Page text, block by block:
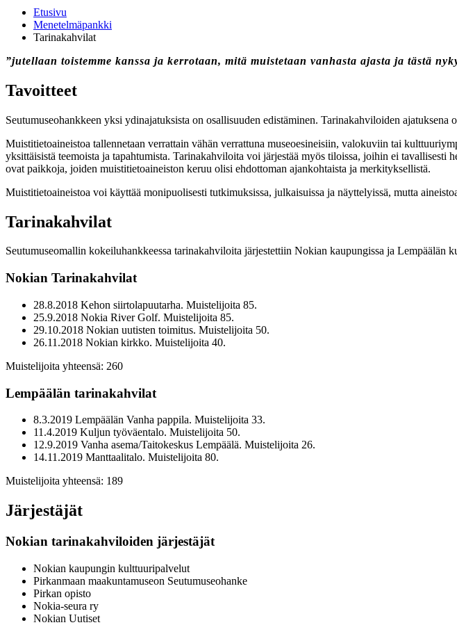
Etusivu
Menetelmäpankki
Tarinakahvilat
”jutellaan toistemme kanssa ja kerrotaan, mitä muistetaan vanhasta ajasta ja tästä
Tavoitteet
Seutumuseohankkeen yksi ydinajatuksista on osallisuuden edistäminen. Tarinakahviloiden
Muistitietoaineistoa tallennetaan verrattain vähän verrattuna museoesineisiin, valokuviin tai
yksittäisistä teemoista ja tapahtumista. Tarinakahviloita voi järjestää myös tiloissa, joihin ei
ovat paikkoja, joiden muistitietoaineiston keruu olisi ehdottoman ajankohtaista ja merkityksellistä.
Muistitietoaineistoa voi käyttää monipuolisesti tutkimuksissa, julkaisuissa ja näyttelyissä, mutta
Tarinakahvilat
Seutumuseomallin kokeiluhankkeessa tarinakahviloita järjestettiin Nokian kaupungissa ja
Nokian Tarinakahvilat
28.8.2018 Kehon siirtolapuutarha. Muistelijoita 85.
25.9.2018 Nokia River Golf. Muistelijoita 85.
29.10.2018 Nokian uutisten toimitus. Muistelijoita 50.
26.11.2018 Nokian kirkko. Muistelijoita 40.
Muistelijoita yhteensä: 260
Lempäälän tarinakahvilat
8.3.2019 Lempäälän Vanha pappila. Muistelijoita 33.
11.4.2019 Kuljun työväentalo. Muistelijoita 50.
12.9.2019 Vanha asema/Taitokeskus Lempäälä. Muistelijoita 26.
14.11.2019 Manttaalitalo. Muistelijoita 80.
Muistelijoita yhteensä: 189
Järjestäjät
Nokian tarinakahviloiden järjestäjät
Nokian kaupungin kulttuuripalvelut
Pirkanmaan maakuntamuseon Seutumuseohanke
Pirkan opisto
Nokia-seura ry
Nokian Uutiset